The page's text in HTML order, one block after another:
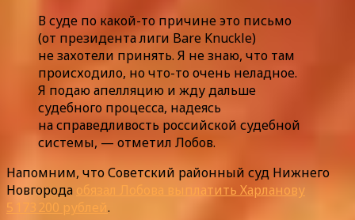
В суде по какой-то причине это письмо
(от президента лиги Bare Knuckle)
не захотели принять. Я не знаю, что там
происходило, но что-то очень неладное.
Я подаю апелляцию и жду дальше
судебного процесса, надеясь
на справедливость российской судебной
системы, — отметил Лобов.
Напомним, что Советский районный суд Нижнего
Новгорода обязал Лобова выплатить Харланову
5 173 200 рублей.